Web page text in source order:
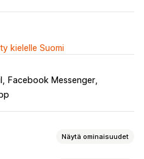
kielelle Suomi
Facebook Messenger
Näytä ominaisuudet